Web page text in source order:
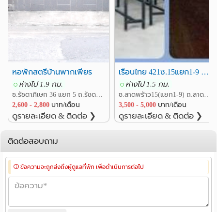
กระทรวงพลังงาน 1.0 กม.
ปตท. สำนักงานใหญ๋ 1.1 กม.
ห้าแยกลาดพร้าว 1.5 กม.
ศาลอาญา ถนนรัชดา 1.6 กม.
หอพักสตรีบ้านพากเพียร
ห่างไป 1.9 กม.
2,600 - 2,800 บาท/เดือน
ดูรายละเอียด & ติดต่อ ❯
เรือนไทย 421ซ.15แยก1-9 ถ.ลาดพร้าว(ใก้ลMRT,BTSลาดพร้าว)
ห่างไป 1.5 กม.
3,500 - 5,000 บาท/เดือน
ดูรายละเอียด & ติดต่อ ❯
ติดต่อสอบถาม
ข้อความจะถูกส่งถึงผู้ดูแลที่พัก เพื่อดำเนินการต่อไป